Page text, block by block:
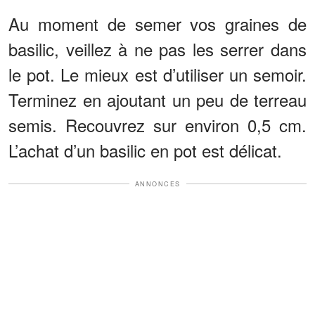
Au moment de semer vos graines de
basilic, veillez à ne pas les serrer dans
le pot. Le mieux est d’utiliser un semoir.
Terminez en ajoutant un peu de terreau
semis. Recouvrez sur environ 0,5 cm.
L’achat d’un basilic en pot est délicat.
ANNONCES